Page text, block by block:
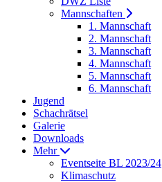
Mannschaften
1. Mannschaft
2. Mannschaft
3. Mannschaft
4. Mannschaft
5. Mannschaft
6. Mannschaft
Jugend
Schachrätsel
Galerie
Downloads
Mehr
Eventseite BL 2023/24
Klimaschutz